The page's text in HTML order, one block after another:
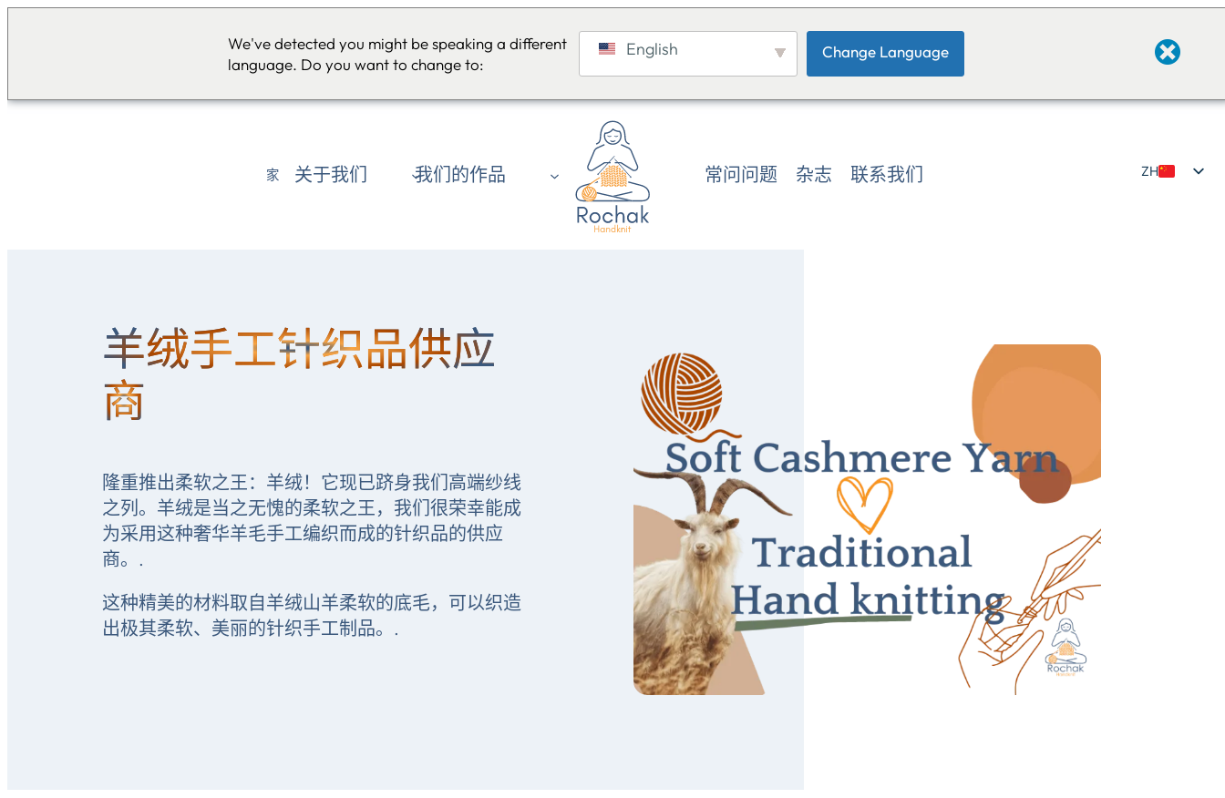
We've detected you might be speaking a different
language. Do you want to change to:
English Change Language
家 关于我们 我们的作品 常问问题 杂志 联系我们
ZH
羊绒手工针织品供应
商
隆重推出柔软之王：羊绒！它现已跻身我们高端纱线
之列。羊绒是当之无愧的柔软之王，我们很荣幸能成
为采用这种奢华羊毛手工编织而成的针织品的供应
商。.
这种精美的材料取自羊绒山羊柔软的底毛，可以织造
出极其柔软、美丽的针织手工制品。.